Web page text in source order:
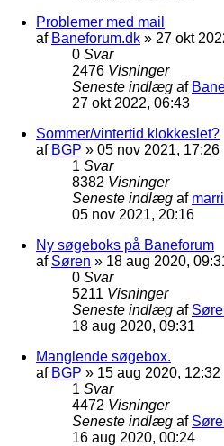
Problemer med mail
af Baneforum.dk » 27 okt
0 Svar
2476 Visninger
Seneste indlæg af
27 okt 2022, 06:43
Sommer/vintertid klokkeslet?
af BGP » 05 nov 2021, 17:26
1 Svar
8382 Visninger
Seneste indlæg af
05 nov 2021, 20:16
Ny søgeboks på Baneforum
af Søren » 18 aug 2020,
0 Svar
5211 Visninger
Seneste indlæg af
18 aug 2020, 09:31
Manglende søgebox.
af BGP » 15 aug 2020, 12:32
1 Svar
4472 Visninger
Seneste indlæg af
16 aug 2020, 00:24